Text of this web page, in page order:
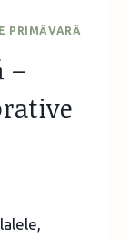
PRIMĂVARĂ
–